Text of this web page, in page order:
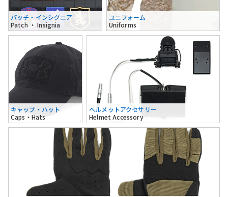
パッチ・インシグニア
Patch ・ Insignia
ユニフォーム
Uniforms
キャップ・ハット
Caps・Hats
ヘルメットアクセサリー
Helmet Accessory